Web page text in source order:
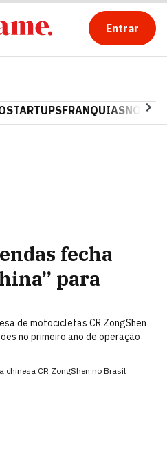
Entrar
STARTUPSFRANQUIAS
fecha
para
de motocicletas CR ZongShen
no primeiro ano de operação
chinesa CR ZongShen no Brasil